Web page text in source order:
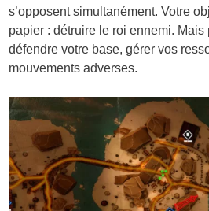
s’opposent simultanément. Votre
papier : détruire le roi ennemi. Mais
défendre votre base, gérer vos
mouvements adverses.